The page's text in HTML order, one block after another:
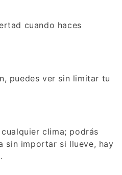
cuando haces
puedes ver sin limitar tu
clima; podrás
sin importar si llueve, hay